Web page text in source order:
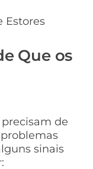
Que os
de
sinais